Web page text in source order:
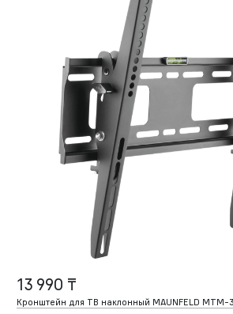
13 990 ₸
Кронштейн для ТВ наклонный MAUNFELD MTM-